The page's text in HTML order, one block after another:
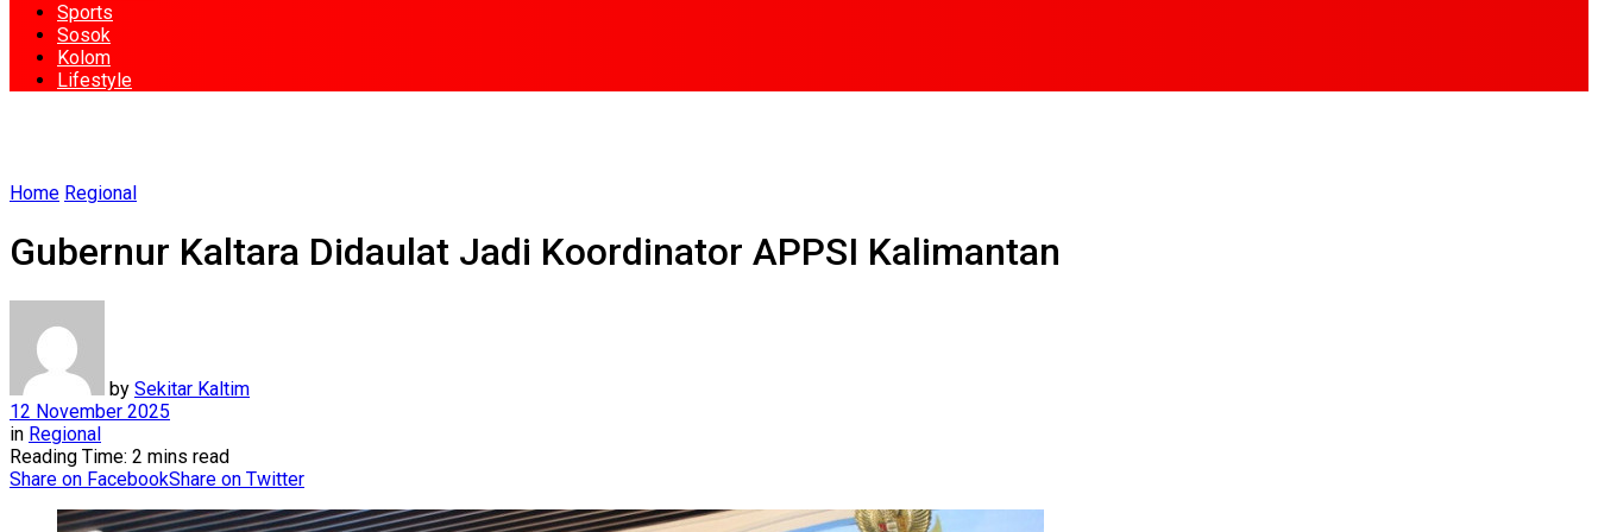
Sports
Sosok
Kolom
Lifestyle
Home Regional
Gubernur Kaltara Didaulat Jadi Koordinator APPSI Kalimantan
by Sekitar Kaltim
12 November 2025
in Regional
Reading Time: 2 mins read
Share on FacebookShare on Twitter